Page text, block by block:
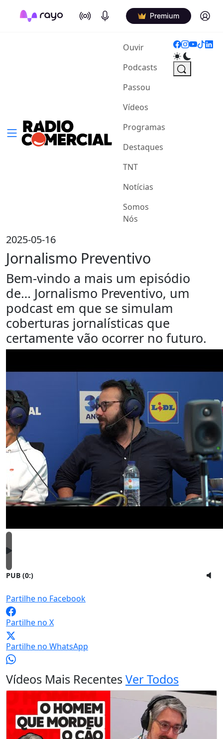
On Air Podcasts Premium Log in
Ouvir(current)
Podcasts
Passou
Vídeos
Programas
Destaques
TNT
Notícias
Somos
Nós
2025-05-16
Jornalismo Preventivo
Bem-vindo a mais um episódio
de… Jornalismo Preventivo, um
podcast em que se simulam
coberturas jornalísticas que
certamente vão ocorrer no futuro.
PUB (0:)
Partilhe no Facebook
Partilhe no X
Partilhe no WhatsApp
Vídeos Mais RecentesVer Todos